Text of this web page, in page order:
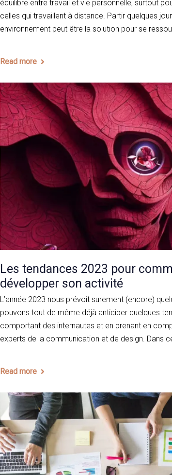
équilibre entre travail et vie personnelle, surtout
celles qui travaillent à distance. Partir quelques
environnement peut être la solution pour se
Read more
Les tendances 2023 pour
développer son activité
L’année 2023 nous prévoit surement (encore)
pouvons tout de même déjà anticiper quelques
comportant des internautes et en prenant en
experts de la communication et de design. Dans
Read more